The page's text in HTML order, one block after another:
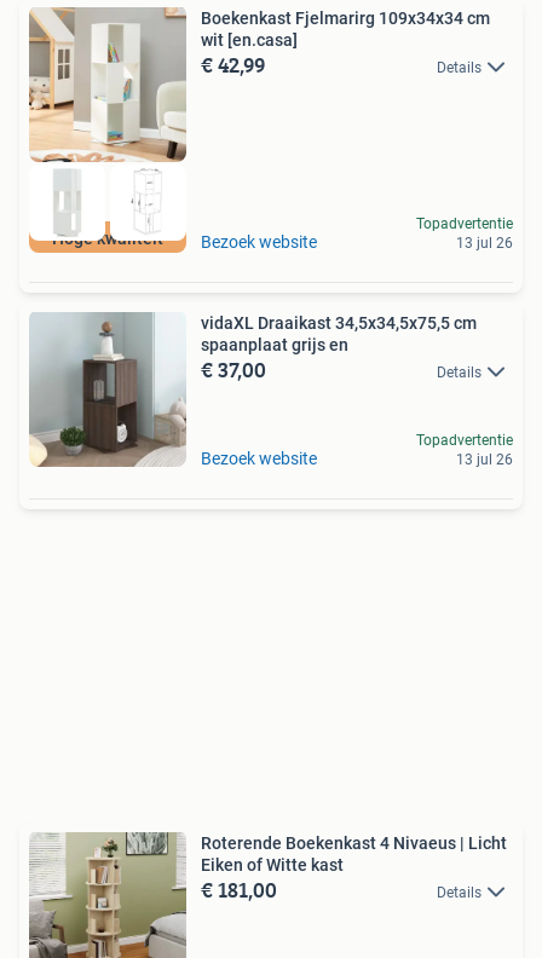
Hoge kwaliteit
Boekenkast Fjelmarirg 109x34x34 cm
wit [en.casa]
€ 42,99 Details
Bezoek website
Topadvertentie
13 jul 26
vidaXL Draaikast 34,5x34,5x75,5 cm
spaanplaat grijs en
€ 37,00 Details
Bezoek website
Topadvertentie
13 jul 26
Roterende Boekenkast 4 Nivaeus | Licht
Eiken of Witte kast
€ 181,00 Details